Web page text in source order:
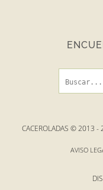
CACEROLADAS © 2013 -
AVISO